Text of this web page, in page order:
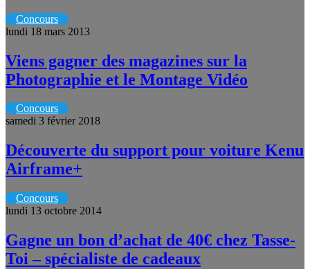
Concours
lundi 18 mars 2013
Viens gagner des magazines sur la
Photographie et le Montage Vidéo
Concours
samedi 3 février 2018
Découverte du support pour voiture Kenu
Airframe+
Concours
lundi 13 octobre 2014
Gagne un bon d’achat de 40€ chez Tasse-
Toi – spécialiste de cadeaux